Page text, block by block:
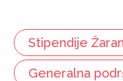
Stipendije
Generalna